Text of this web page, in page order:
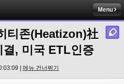
Menu
티존(Heatizon)社
, 미국 ETL인증
| 메뉴 건너뛰기